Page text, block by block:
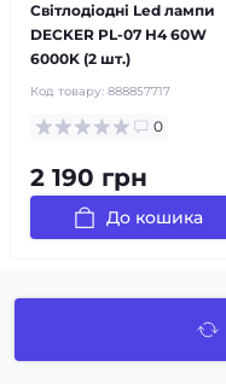
Світлодіодні Led лампи
DECKER PL-07 H4 60W
6000K (2 шт.)
Код товару: 888857717
0
2 190 грн
До кошика